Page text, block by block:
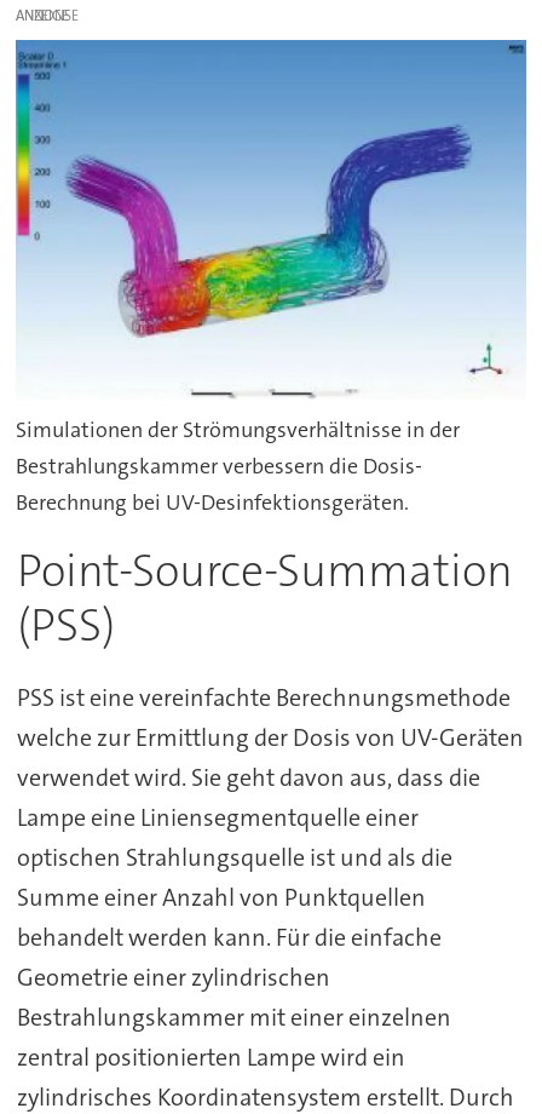
ANZEIGE
Simulationen der Strömungsverhältnisse in der
Bestrahlungskammer verbessern die Dosis-
Berechnung bei UV-Desinfektionsgeräten.
Point-Source-Summation
(PSS)
PSS ist eine vereinfachte Berechnungsmethode
welche zur Ermittlung der Dosis von UV-Geräten
verwendet wird. Sie geht davon aus, dass die
Lampe eine Liniensegmentquelle einer
optischen Strahlungsquelle ist und als die
Summe einer Anzahl von Punktquellen
behandelt werden kann. Für die einfache
Geometrie einer zylindrischen
Bestrahlungskammer mit einer einzelnen
zentral positionierten Lampe wird ein
zylindrisches Koordinatensystem erstellt. Durch